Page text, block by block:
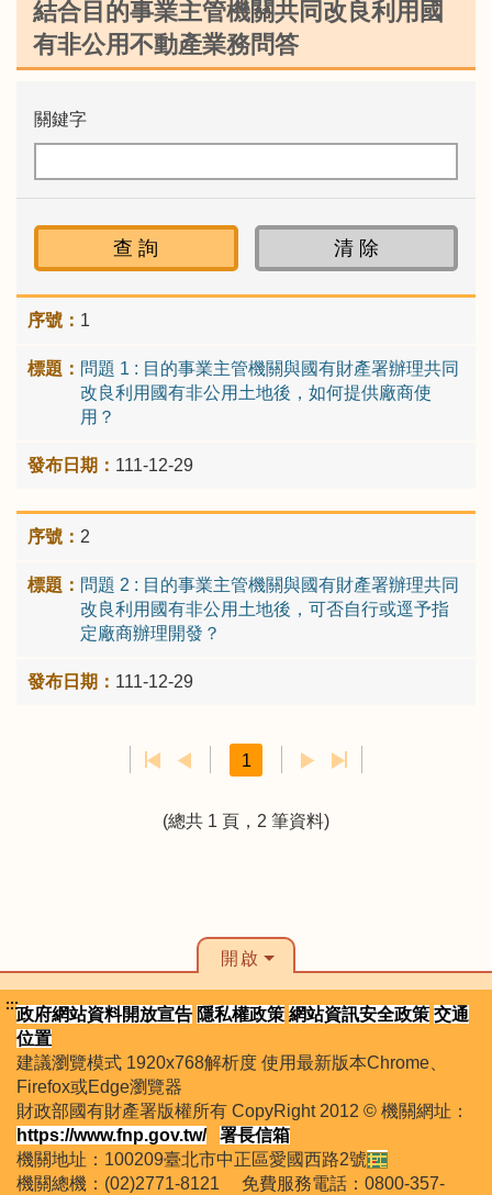
結合目的事業主管機關共同改良利用國
有非公用不動產業務問答
關鍵字
1
問題 1 : 目的事業主管機關與國有財產署辦理共同
改良利用國有非公用土地後，如何提供廠商使
用？
111-12-29
2
問題 2 : 目的事業主管機關與國有財產署辦理共同
改良利用國有非公用土地後，可否自行或逕予指
定廠商辦理開發？
111-12-29
1
(總共 1 頁，2 筆資料)
開啟
:::政府網站資料開放宣告 隱私權政策 網站資訊安全政策 交通
位置
建議瀏覽模式 1920x768解析度 使用最新版本Chrome、
Firefox或Edge瀏覽器
財政部國有財產署版權所有 CopyRight 2012 © 機關網址：
https://www.fnp.gov.tw/
署長信箱
機關地址：100209臺北市中正區愛國西路2號
機關總機：(02)2771-8121 免費服務電話：0800-357-